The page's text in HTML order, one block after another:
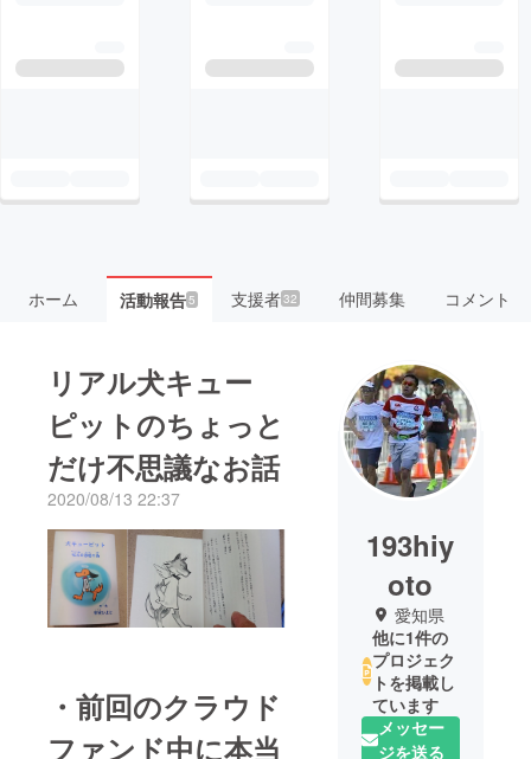
ホーム 活動報告5 支援者32 仲間募集 コメント
リアル犬キュー
ピットのちょっと
だけ不思議なお話
2020/08/13 22:37
・前回のクラウド
ファンド中に本当
193hiy
oto
愛知県
他に1件の
プロジェク
トを掲載し
ています
メッセー
ジを送る